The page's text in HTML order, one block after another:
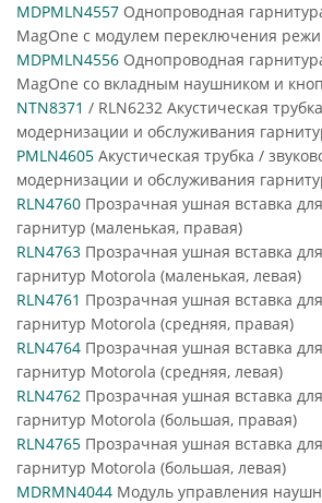
MDPMLN4557 Однопроводная
MagOne с модулем переключения
MDPMLN4556 Однопроводная
MagOne со вкладным наушником и
NTN8371 / RLN6232 Акустическая
модернизации и обслуживания
PMLN4605 Акустическая трубка /
модернизации и обслуживания
RLN4760 Прозрачная ушная вставка
гарнитур (маленькая, правая)
RLN4763 Прозрачная ушная вставка
гарнитур Motorola (маленькая, левая)
RLN4761 Прозрачная ушная вставка
гарнитур Motorola (средняя, правая)
RLN4764 Прозрачная ушная вставка
гарнитур Motorola (средняя, левая)
RLN4762 Прозрачная ушная вставка
гарнитур Motorola (большая, правая)
RLN4765 Прозрачная ушная вставка
гарнитур Motorola (большая, левая)
MDRMN4044 Модуль управления